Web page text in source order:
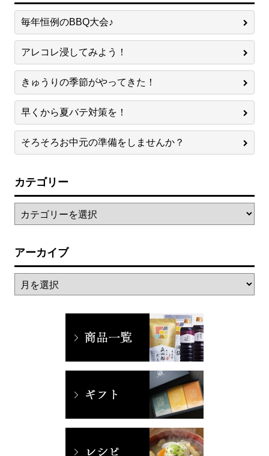
毎年恒例のBBQ大会♪
アレコレ浸してみよう！
きゅうりの季節がやってきた！
早くから夏バテ対策を！
そろそろお中元の準備をしませんか？
カテゴリー
アーカイブ